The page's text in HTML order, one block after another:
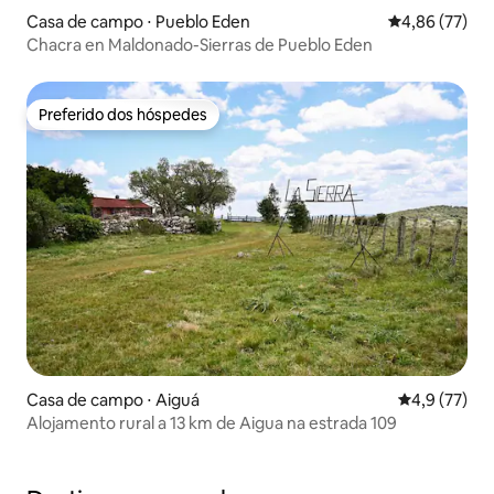
Casa de campo ⋅ Pueblo Eden 4,86 de uma
4,86 (77)
Chacra en Maldonado-Sierras de Pueblo Eden
Preferido dos hóspedes
Preferido dos hóspedes
Casa de campo ⋅ Aiguá 4,9 de uma
4,9 (77)
Alojamento rural a 13 km de Aigua na estrada 109